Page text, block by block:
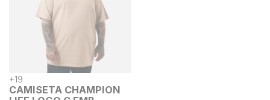
+19
CAMISETA CHAMPION